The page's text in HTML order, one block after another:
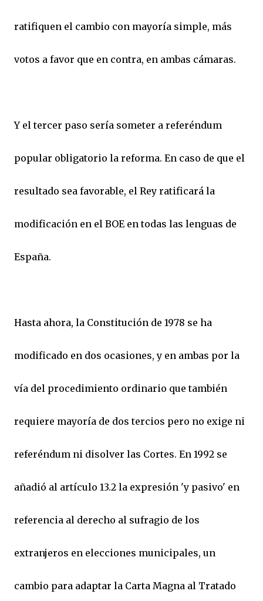
ratifiquen el cambio con mayoría simple, más
votos a favor que en contra, en ambas cámaras.
Y el tercer paso sería someter a referéndum
popular obligatorio la reforma. En caso de que el
resultado sea favorable, el Rey ratificará la
modificación en el BOE en todas las lenguas de
España.
Hasta ahora, la Constitución de 1978 se ha
modificado en dos ocasiones, y en ambas por la
vía del procedimiento ordinario que también
requiere mayoría de dos tercios pero no exige ni
referéndum ni disolver las Cortes. En 1992 se
añadió al artículo 13.2 la expresión 'y pasivo' en
referencia al derecho al sufragio de los
extranjeros en elecciones municipales, un
cambio para adaptar la Carta Magna al Tratado